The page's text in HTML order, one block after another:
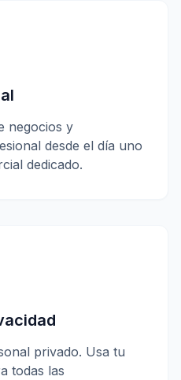
negocios y
desde el día uno
dedicado.
privado. Usa tu
todas las